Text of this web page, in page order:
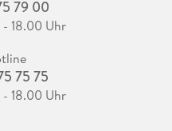
79 00
18.00 Uhr
75 75
18.00 Uhr